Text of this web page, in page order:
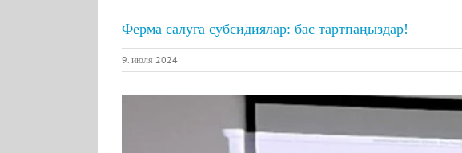
Ферма салуға субсидиялар: бас тартпаңыздар!
9. июля 2024